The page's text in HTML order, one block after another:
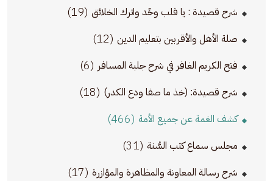
شرح قصيدة : يا قلب وحِّد واترك الخلائق (19)
صلة الأهل والأقربين بتعليم الدين (12)
فتح الكريم الغافر في شرح جلبة المسافر (6)
شرح قصيدة: (خذ ما صفا ودع الكدر) (18)
كشف الغمة عن جميع الأمة (466)
مجلس سماع كتب السُّنة (31)
شرح رسالة المعاونة والمظاهرة والمؤازرة (17)